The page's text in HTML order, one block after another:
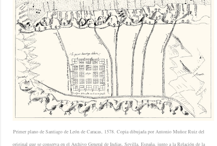
Primer plano de Santiago de León de Caracas, 1578. Copia dibujada por Antonio Muñoz Ruiz del
original que se conserva en el Archivo General de Indias, Sevilla, España, junto a la Relación de la